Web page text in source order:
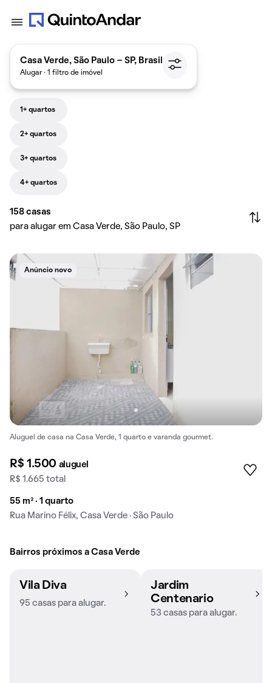
Casa Verde, São Paulo - SP, Brasil
Alugar · 1 filtro de imóvel
1+ quartos
2+ quartos
3+ quartos
4+ quartos
158 casas
para alugar em Casa Verde, São Paulo, SP
Anúncio novo
Aluguel de casa na Casa Verde, 1 quarto e varanda gourmet.
R$ 1.500 aluguel
R$ 1.665 total
55 m² · 1 quarto
Rua Marino Félix, Casa Verde · São Paulo
Bairros próximos a Casa Verde
Vila Diva
95 casas para alugar.
Jardim
Centenario
53 casas para alugar.